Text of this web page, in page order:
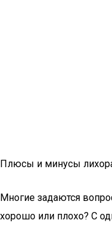
Плюсы и минусы
Многие задаются
хорошо или плохо? С